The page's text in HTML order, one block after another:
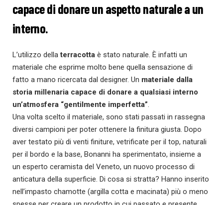
capace di donare un aspetto naturale a un
interno.
L’utilizzo dellaterracotta è stato naturale. È infatti un
materiale che esprime molto bene quella sensazione di
fatto a mano ricercata dal designer. Un materiale dalla
storia millenaria capace di donare a qualsiasi interno
un’atmosfera “gentilmente imperfetta”.
Una volta scelto il materiale, sono stati passati in rassegna
diversi campioni per poter ottenere la finitura giusta. Dopo
aver testato più di venti finiture, vetrificate per il top, naturali
per il bordo e la base, Bonanni ha sperimentato, insieme a
un esperto ceramista del Veneto, un nuovo processo di
anticatura della superficie. Di cosa si stratta? Hanno inserito
nell’impasto chamotte (argilla cotta e macinata) più o meno